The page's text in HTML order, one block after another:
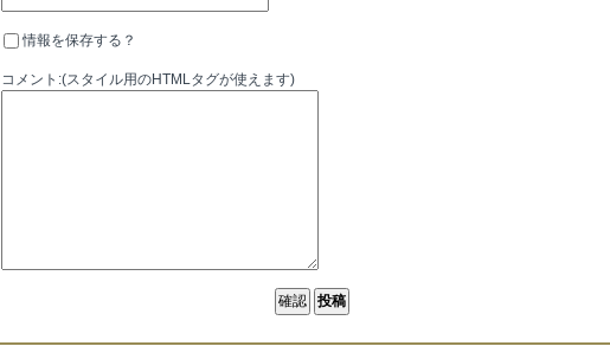
情報を保存する？
コメント:(スタイル用のHTMLタグが使えます)